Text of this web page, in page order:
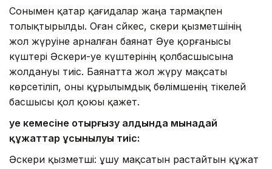
Сонымен қатар қағидалар жаңа тармақпен
толықтырылды. Оған сәйкес, әскери қызметшінің
жол жүруіне арналған баянат Әуе қорғанысы
күштері Әскери-әуе күштерінің қолбасшысына
жолдануы тиіс. Баянатта жол жүру мақсаты
көрсетіліп, оны құрылымдық бөлімшенің тікелей
басшысы қол қоюы қажет.
Әуе кемесіне отырғызу алдында мынадай
құжаттар ұсынылуы тиіс:
Әскери қызметші: ұшу мақсатын растайтын құжат